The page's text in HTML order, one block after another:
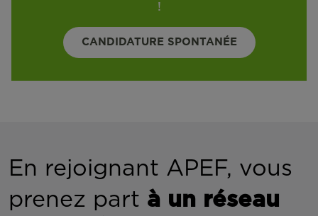
!
CANDIDATURE SPONTANÉE
En rejoignant APEF, vous
prenez part à un réseau